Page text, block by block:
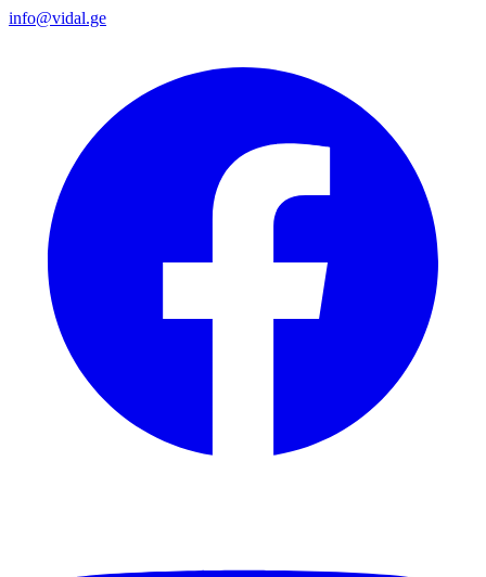
info@vidal.ge